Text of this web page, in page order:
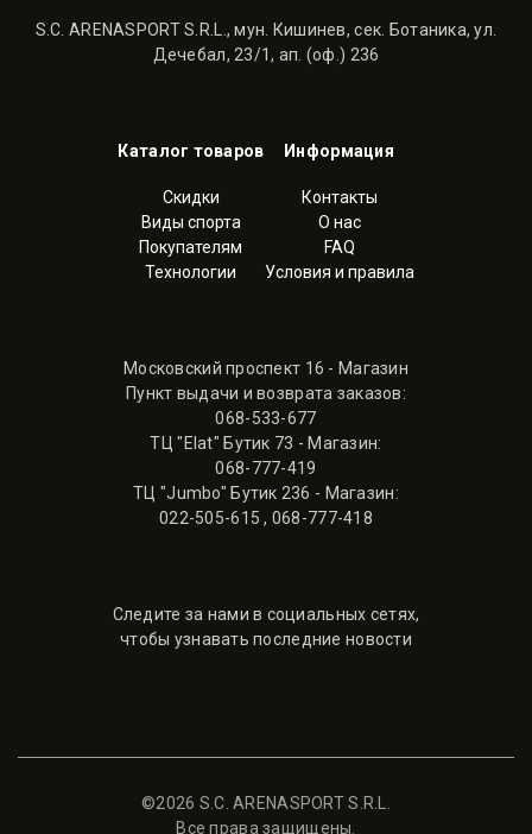
S.C. ARENASPORT S.R.L., мун. Кишинев, сек. Ботаника, ул.
Дечебал, 23/1, ап. (оф.) 236
Каталог товаров
Скидки
Виды спорта
Покупателям
Технологии
Информация
Контакты
О нас
FAQ
Условия и правила
Московский проспект 16 - Магазин
Пункт выдачи и возврата заказов:
068-533-677
ТЦ "Elat" Бутик 73 - Магазин:
068-777-419
ТЦ "Jumbo" Бутик 236 - Магазин:
022-505-615, 068-777-418
Следите за нами в социальных сетях,
чтобы узнавать последние новости
©2026 S.C. ARENASPORT S.R.L.
Все права защищены.